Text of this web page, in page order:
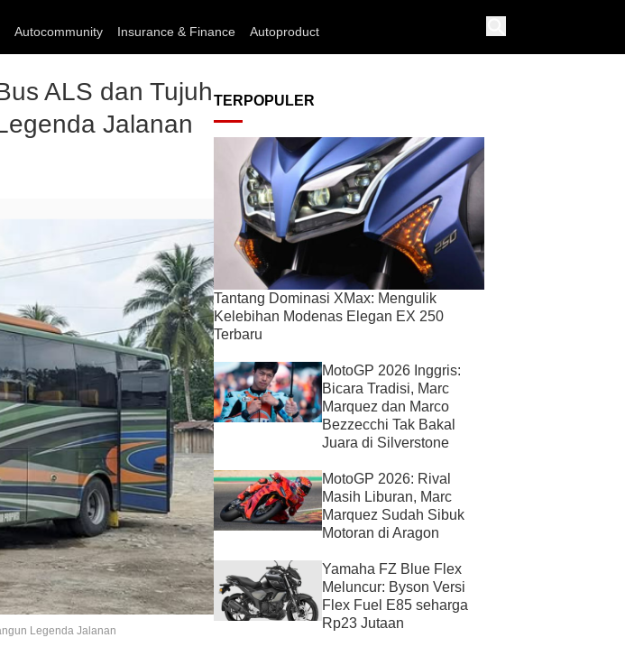
Autocommunity Insurance & Finance Autoproduct
ALS dan Tujuh
Jalanan
Legenda Jalanan
TERPOPULER
Tantang Dominasi XMax: Mengulik
Kelebihan Modenas Elegan EX 250
Terbaru
MotoGP 2026 Inggris:
Bicara Tradisi, Marc
Marquez dan Marco
Bezzecchi Tak Bakal
Juara di Silverstone
MotoGP 2026: Rival
Masih Liburan, Marc
Marquez Sudah Sibuk
Motoran di Aragon
Yamaha FZ Blue Flex
Meluncur: Byson Versi
Flex Fuel E85 seharga
Rp23 Jutaan